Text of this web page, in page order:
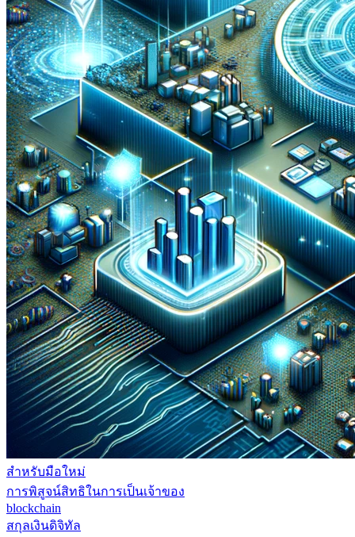
สำหรับมือใหม่
การพิสูจน์สิทธิในการเป็นเจ้าของ
blockchain
สกุลเงินดิจิทัล